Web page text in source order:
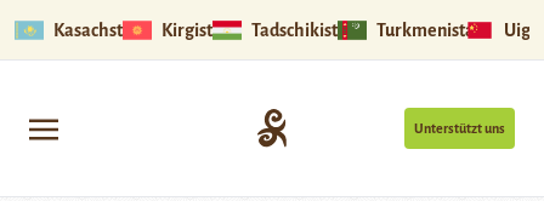
Kasachstan Kirgistan Tadschikistan Turkmenistan
Unterstützt uns